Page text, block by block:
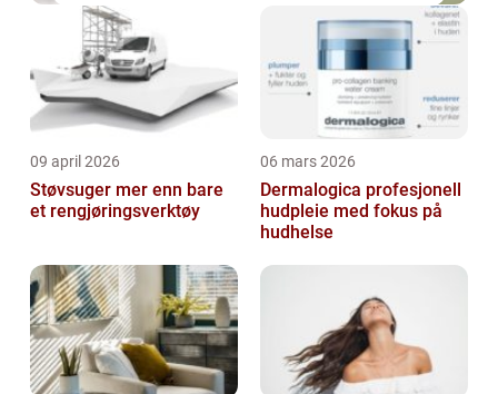
09 april 2026
Støvsuger mer enn bare
et rengjøringsverktøy
06 mars 2026
Dermalogica profesjonell
hudpleie med fokus på
hudhelse